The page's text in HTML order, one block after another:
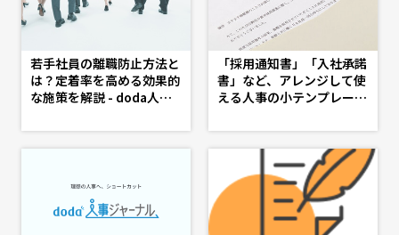
若手社員の離職防止方法と
は？定着率を高める効果的
な施策を解説 - doda人事
へ、ショートカット
「採用通知書」「入社承諾
書」など、アレンジして使
える人事の小テンプレート
j）- 理想の人事へ、ショー
トカット